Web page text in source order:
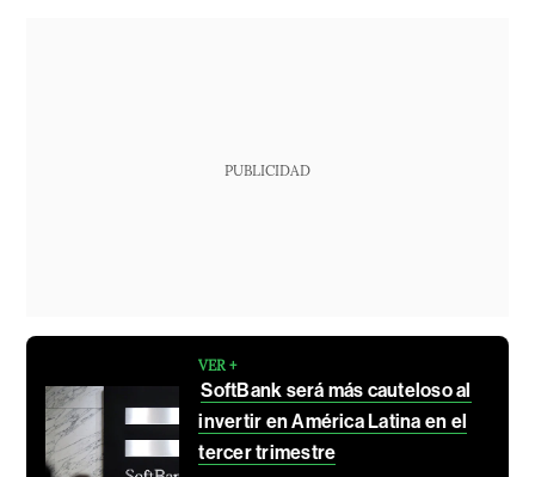
PUBLICIDAD
VER +
SoftBank será más cauteloso al
invertir en América Latina en el
tercer trimestre